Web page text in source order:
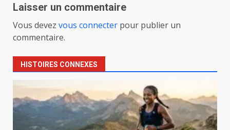
Laisser un commentaire
Vous devez vous connecter pour publier un
commentaire.
HISTOIRES CONNEXES